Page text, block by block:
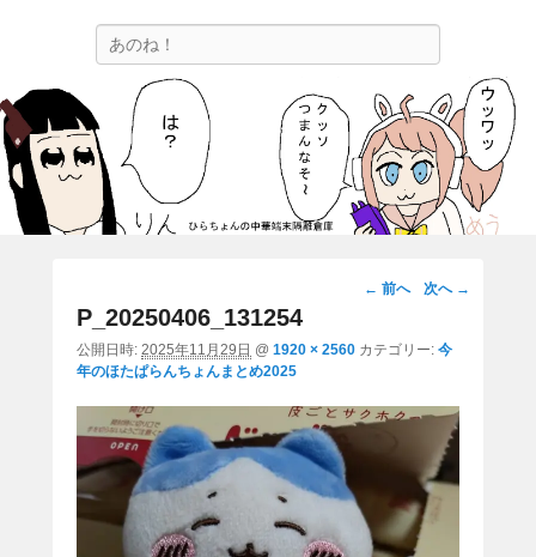
ひらちょんの中華端末隔離倉庫
ほたがページ上部にある検索バーを消してくれたサイトです。
画
ー
← 前へ 次へ →
P_20250406_131254
公開日時: 2025年11月29日 @ 1920 × 2560 カテゴリー: 今
年のほたぱらんちょんまとめ2025